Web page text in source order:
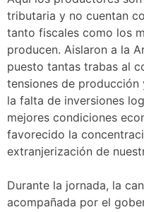
tributaria y no cuentan
tanto fiscales como los
producen. Aislaron a la
puesto tantas trabas al
tensiones de
la falta de inversiones
mejores condiciones
favorecido la
extranjerización de
Durante la jornada, la
acompañada por el